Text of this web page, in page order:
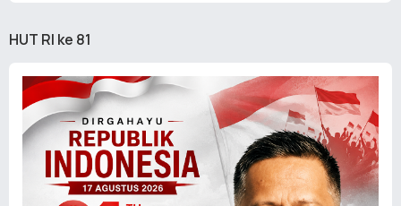
HUT RI ke 81